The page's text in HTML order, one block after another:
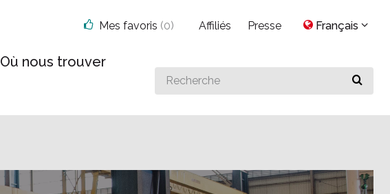
Où nous trouver
Search
for
Mes favoris (0) Affiliés Presse Français